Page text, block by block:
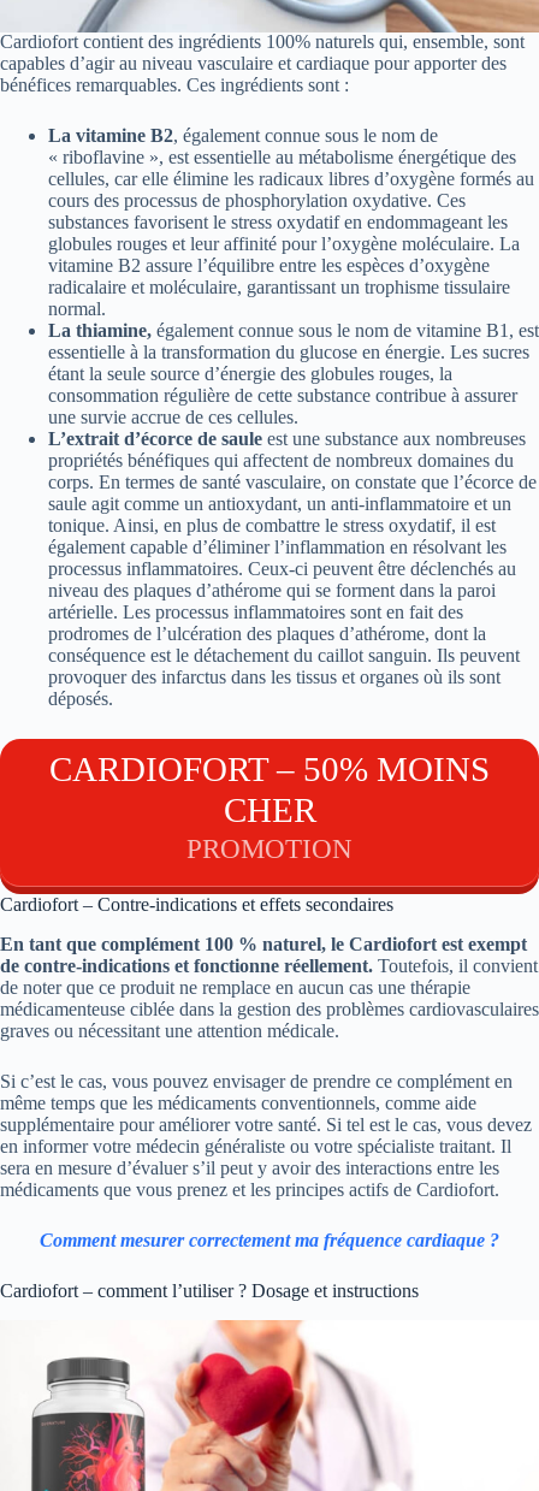
Cardiofort contient des ingrédients 100% naturels qui, ensemble, sont
capables d’agir au niveau vasculaire et cardiaque pour apporter des
bénéfices remarquables. Ces ingrédients sont :
La vitamine B2, également connue sous le nom de
« riboflavine », est essentielle au métabolisme énergétique des
cellules, car elle élimine les radicaux libres d’oxygène formés au
cours des processus de phosphorylation oxydative. Ces
substances favorisent le stress oxydatif en endommageant les
globules rouges et leur affinité pour l’oxygène moléculaire. La
vitamine B2 assure l’équilibre entre les espèces d’oxygène
radicalaire et moléculaire, garantissant un trophisme tissulaire
normal.
La thiamine, également connue sous le nom de vitamine B1, est
essentielle à la transformation du glucose en énergie. Les sucres
étant la seule source d’énergie des globules rouges, la
consommation régulière de cette substance contribue à assurer
une survie accrue de ces cellules.
L’extrait d’écorce de saule est une substance aux nombreuses
propriétés bénéfiques qui affectent de nombreux domaines du
corps. En termes de santé vasculaire, on constate que l’écorce de
saule agit comme un antioxydant, un anti-inflammatoire et un
tonique. Ainsi, en plus de combattre le stress oxydatif, il est
également capable d’éliminer l’inflammation en résolvant les
processus inflammatoires. Ceux-ci peuvent être déclenchés au
niveau des plaques d’athérome qui se forment dans la paroi
artérielle. Les processus inflammatoires sont en fait des
prodromes de l’ulcération des plaques d’athérome, dont la
conséquence est le détachement du caillot sanguin. Ils peuvent
provoquer des infarctus dans les tissus et organes où ils sont
déposés.
CARDIOFORT – 50% MOINS
CHER
PROMOTION
Cardiofort – Contre-indications et effets secondaires
En tant que complément 100 % naturel, le Cardiofort est exempt
de contre-indications et fonctionne réellement. Toutefois, il convient
de noter que ce produit ne remplace en aucun cas une thérapie
médicamenteuse ciblée dans la gestion des problèmes cardiovasculaires
graves ou nécessitant une attention médicale.
Si c’est le cas, vous pouvez envisager de prendre ce complément en
même temps que les médicaments conventionnels, comme aide
supplémentaire pour améliorer votre santé. Si tel est le cas, vous devez
en informer votre médecin généraliste ou votre spécialiste traitant. Il
sera en mesure d’évaluer s’il peut y avoir des interactions entre les
médicaments que vous prenez et les principes actifs de Cardiofort.
Comment mesurer correctement ma fréquence cardiaque ?
Cardiofort – comment l’utiliser ? Dosage et instructions